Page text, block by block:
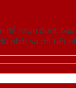
để nhận được
nhất và chi tiết